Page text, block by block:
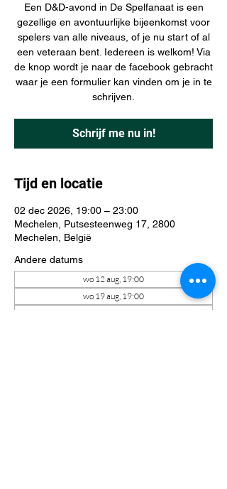
Een D&D-avond in De Spelfanaat is een
gezellige en avontuurlijke bijeenkomst voor
spelers van alle niveaus, of je nu start of al
een veteraan bent. Iedereen is welkom! Via
de knop wordt je naar de facebook gebracht
waar je een formulier kan vinden om je in te
schrijven.
Schrijf me nu in!
Tijd en locatie
02 dec 2026, 19:00 – 23:00
Mechelen, Putsesteenweg 17, 2800
Mechelen, België
Andere datums
wo 12 aug, 19:00
wo 19 aug, 19:00